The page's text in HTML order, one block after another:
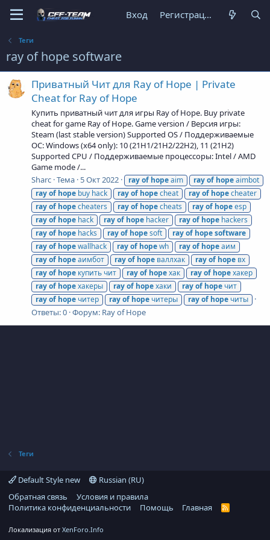
Вход Регистрация
Теги
ray of hope software
Приватный Чит для Ray of Hope | Private
Cheat for Ray of Hope
Купить приватный чит для игры Ray of Hope. Buy private
cheat for game Ray of Hope. Game version / Версия игры:
Steam (last stable version) Supported OS / Поддерживаемые
ОС: Windows (x64 only): 10 (21H1/21H2/22H2), 11 (21H2)
Supported CPU / Поддерживаемые процессоры: Intel / AMD
Game mode /...
Sharc Тема 5 Окт 2022 rayof hopeaim rayof hopeaimbot
rayof hope buy hack rayof hopecheat rayof hopecheater
rayof hopecheaters rayof hopecheats rayof hopeesp
rayof hope hack rayof hope hacker rayof hope hackers
rayof hope hacks rayof hopesoft rayof hopesoftware
rayof hopewallhack rayof hopewh rayof hopeаим
rayof hopeаимбот rayof hope валлхак rayof hope вх
rayof hope купить чит rayof hopeхак rayof hopeхакер
rayof hopeхакеры rayof hopeхаки rayof hope чит
rayof hope читер rayof hope читеры rayof hope читы
Ответы: 0 Форум: Ray of Hope
Теги
Default Style new
Russian (RU)
Обратная связь
Условия и правила
Политика конфиденциальности
Помощь Главная
R
Локализация от XenForo.Info